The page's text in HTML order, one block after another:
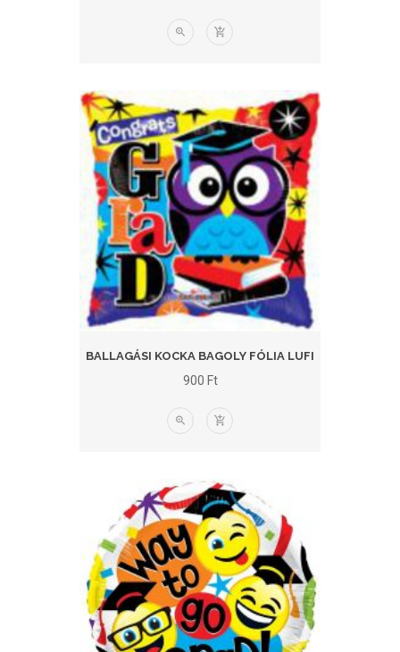
BALLAGÁSI KOCKA BAGOLY FÓLIA LUFI
900 Ft